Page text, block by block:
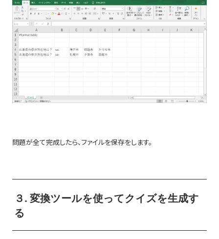
問題が全て完成したら、ファイルを保存をします。
３. 変換ツールを使ってクイズを生成す
る